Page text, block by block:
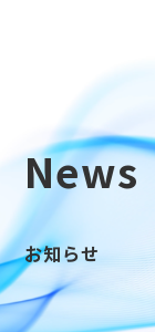
News
お知らせ